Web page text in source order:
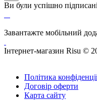
Ви були успішно
Завантажте мобільний
Інтернет-магазин Risu ©
Політика
Договір оферти
Карта сайту